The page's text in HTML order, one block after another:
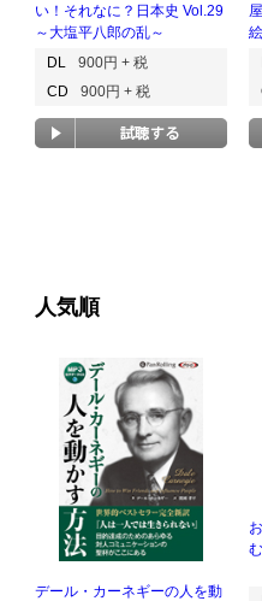
い！それなに？日本史 Vol.29
～大塩平八郎の乱～
DL
900円 + 税
CD
900円 + 税
人気順
デール・カーネギーの人を動